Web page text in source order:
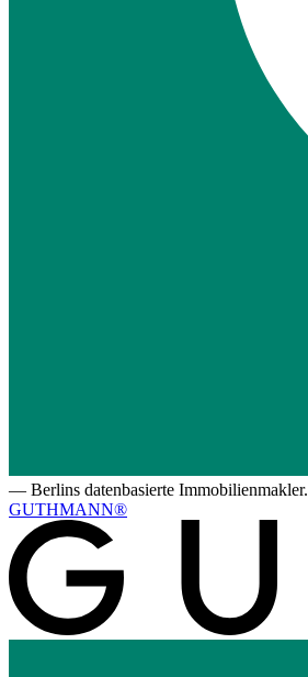
— Berlins datenbasierte Immobilienmakler.
GUTHMANN®